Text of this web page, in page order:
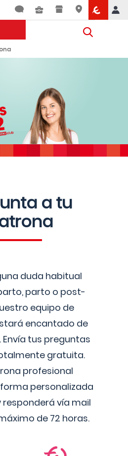
a tu
duda habitual
parto o post-
equipo de
encantado de
tus preguntas
gratuita.
profesional
personalizada
vía mail
de 72 horas.